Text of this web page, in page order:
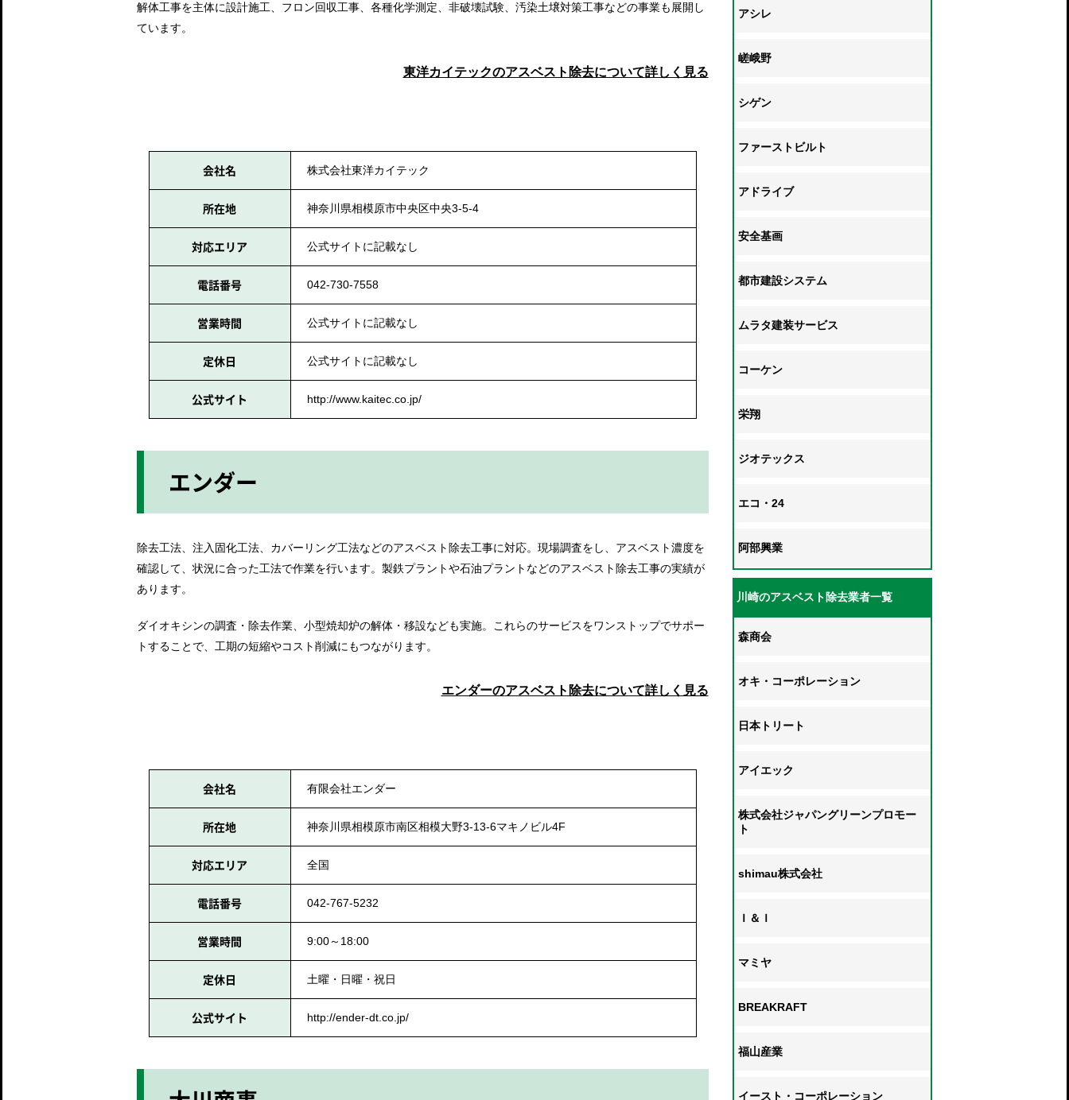
解体工事を主体に設計施工、フロン回収工事、各種化学測定、非破壊試験、汚染土壌対策工事などの事業も展開し
ています。
東洋カイテックのアスベスト除去について詳しく見る
会社名 株式会社東洋カイテック
所在地 神奈川県相模原市中央区中央3-5-4
対応エリア 公式サイトに記載なし
電話番号 042-730-7558
営業時間 公式サイトに記載なし
定休日 公式サイトに記載なし
公式サイト http://www.kaitec.co.jp/
エンダー
除去工法、注入固化工法、カバーリング工法などのアスベスト除去工事に対応。現場調査をし、アスベスト濃度を
確認して、状況に合った工法で作業を行います。製鉄プラントや石油プラントなどのアスベスト除去工事の実績が
あります。
ダイオキシンの調査・除去作業、小型焼却炉の解体・移設なども実施。これらのサービスをワンストップでサポー
トすることで、工期の短縮やコスト削減にもつながります。
エンダーのアスベスト除去について詳しく見る
会社名 有限会社エンダー
所在地 神奈川県相模原市南区相模大野3-13-6マキノビル4F
対応エリア 全国
電話番号 042-767-5232
営業時間 9:00～18:00
定休日 土曜・日曜・祝日
公式サイト http://ender-dt.co.jp/
アシレ
嵯峨野
シゲン
ファーストビルト
アドライブ
安全基画
都市建設システム
ムラタ建装サービス
コーケン
栄翔
ジオテックス
エコ・24
阿部興業
川崎のアスベスト除去業者一覧
森商会
オキ・コーポレーション
日本トリート
アイエック
株式会社ジャパングリーンプロモー
ト
shimau株式会社
Ｉ＆Ｉ
マミヤ
BREAKRAFT
福山産業
イースト・コーポレーション